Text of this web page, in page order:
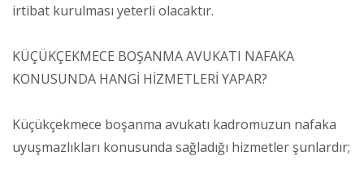
irtibat kurulması yeterli olacaktır.
KÜÇÜKÇEKMECE BOŞANMA AVUKATI NAFAKA
KONUSUNDA HANGİ HİZMETLERİ YAPAR?
Küçükçekmece boşanma avukatı kadromuzun nafaka
uyuşmazlıkları konusunda sağladığı hizmetler şunlardır;